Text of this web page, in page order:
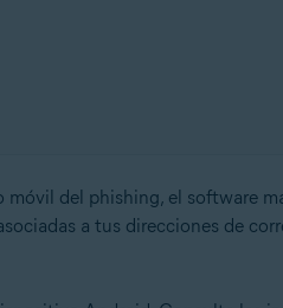
del phishing, el software
a tus direcciones de